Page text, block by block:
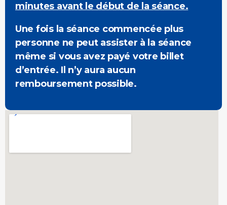
minutes avant le début de la séance.
Une fois la séance commencée plus
personne ne peut assister à la séance
même si vous avez payé votre billet
d’entrée. Il n’y aura aucun
remboursement possible.